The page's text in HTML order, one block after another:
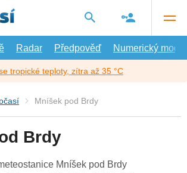
Radar Předpověď Numerický model
tropické teploty, zítra až 35 °C
Mníšek pod Brdy
Brdy
Mníšek pod Brdy